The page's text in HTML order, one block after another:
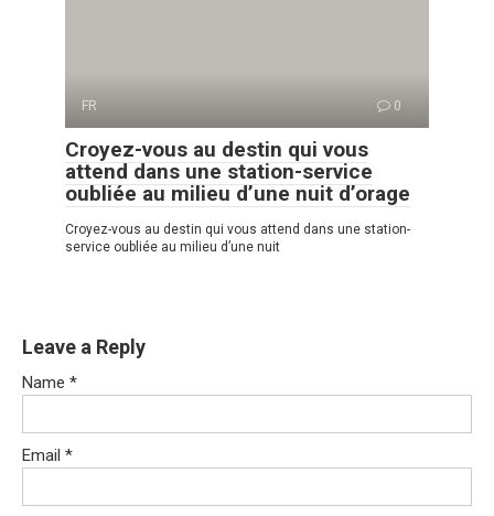
FR 0
Croyez-vous au destin qui vous
attend dans une station-service
oubliée au milieu d’une nuit d’orage
Croyez-vous au destin qui vous attend dans une station-
service oubliée au milieu d’une nuit
Leave a Reply
Name *
Email *